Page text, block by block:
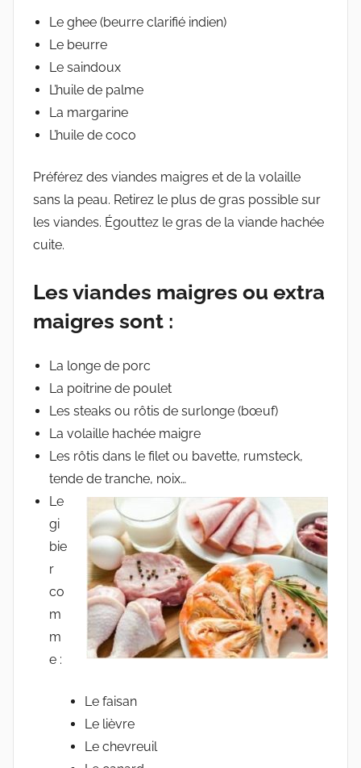
Le ghee (beurre clarifié indien)
Le beurre
Le saindoux
L’huile de palme
La margarine
L’huile de coco
Préférez des viandes maigres et de la volaille
sans la peau. Retirez le plus de gras possible sur
les viandes. Égouttez le gras de la viande hachée
cuite.
Les viandes maigres ou extra
maigres sont :
La longe de porc
La poitrine de poulet
Les steaks ou rôtis de surlonge (bœuf)
La volaille hachée maigre
Les rôtis dans le filet ou bavette, rumsteck,
tende de tranche, noix…
Le
gi
bie
r
co
m
m
e :
Le faisan
Le lièvre
Le chevreuil